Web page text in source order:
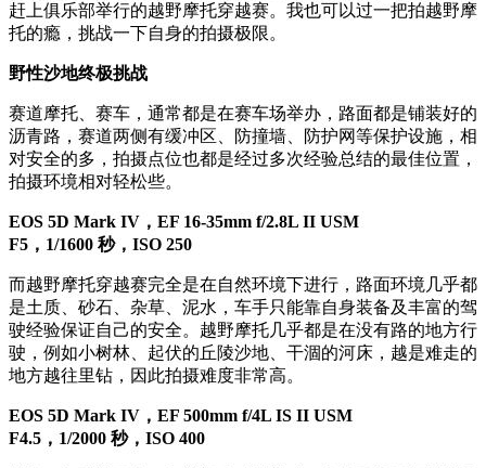
赶上俱乐部举行的越野摩托穿越赛。我也可以过一把拍越野摩
托的瘾，挑战一下自身的拍摄极限。
野性沙地终极挑战
赛道摩托、赛车，通常都是在赛车场举办，路面都是铺装好的
沥青路，赛道两侧有缓冲区、防撞墙、防护网等保护设施，相
对安全的多，拍摄点位也都是经过多次经验总结的最佳位置，
拍摄环境相对轻松些。
EOS 5D Mark IV，EF 16-35mm f/2.8L II USM
F5，1/1600 秒，ISO 250
而越野摩托穿越赛完全是在自然环境下进行，路面环境几乎都
是土质、砂石、杂草、泥水，车手只能靠自身装备及丰富的驾
驶经验保证自己的安全。越野摩托几乎都是在没有路的地方行
驶，例如小树林、起伏的丘陵沙地、干涸的河床，越是难走的
地方越往里钻，因此拍摄难度非常高。
EOS 5D Mark IV，EF 500mm f/4L IS II USM
F4.5，1/2000 秒，ISO 400